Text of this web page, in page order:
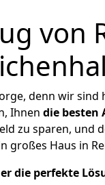
von
denn wir sind
Ihnen die besten
zu sparen, und
großes Haus in
die perfekte